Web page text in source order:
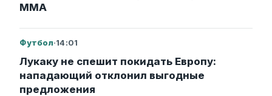
ММА
Футбол·14:01
Лукаку не спешит покидать Европу:
нападающий отклонил выгодные
предложения